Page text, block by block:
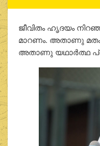
ജീവിതം ഹൃദയം
മാറണം. അതാണു
അതാണു യഥാര്‍ത്ഥ